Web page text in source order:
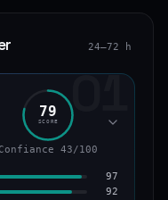
24–72 h
01
Stock)
79
SCORE
Confiance 43/100
97
92